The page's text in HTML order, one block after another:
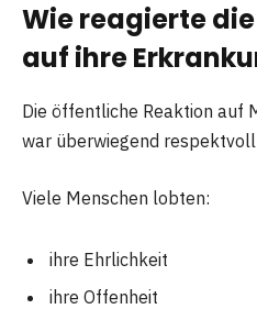
Wie reagierte
auf ihre
Die öffentliche Reaktion auf
war überwiegend
Viele Menschen lobten:
ihre Ehrlichkeit
ihre Offenheit